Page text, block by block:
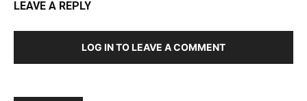
LEAVE A REPLY
LOG IN TO LEAVE A COMMENT